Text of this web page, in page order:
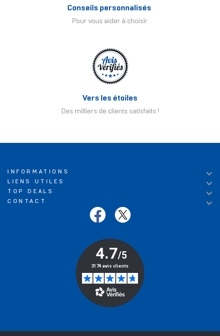
Conseils personnalisés
Pour vous aider à choisir
Vers les étoiles
Des milliers de clients satisfaits !
INFORMATIONS 
LIENS UTILES 
TOP DEALS 
CONTACT 